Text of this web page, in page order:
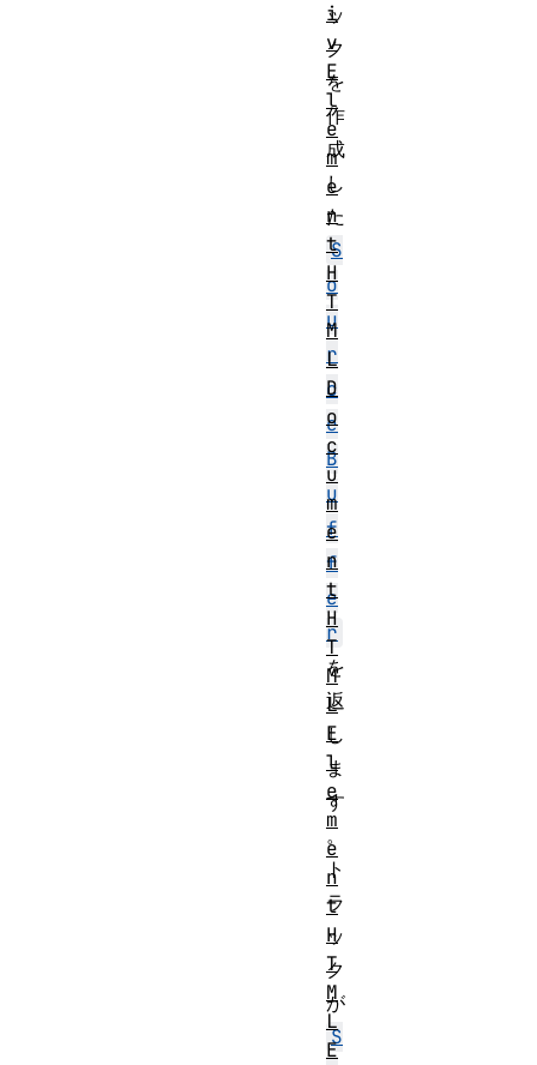
ッ
ク
を
作
成
し
た
S
o
u
r
c
e
B
u
f
f
e
r
を
返
し
ま
す
。
ト
ラ
ッ
ク
が
S
i
v
E
l
e
m
e
n
t
H
T
M
L
D
o
c
u
m
e
n
t
H
T
M
L
E
l
e
m
e
n
t
H
T
M
L
E